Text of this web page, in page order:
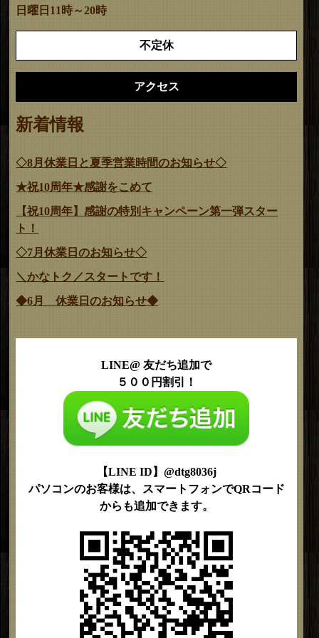
日曜日11時～20時
不定休
アクセス
新着情報
◇8月休業日と夏季営業時間のお知らせ◇
★祝10周年★感謝をこめて
【祝10周年】感謝の特別キャンペーン第一弾スター
ト！
◇7月休業日のお知らせ◇
＼かなトク／スタートです！
◆6月 休業日のお知らせ◆
LINE@ 友だち追加で
５００円割引！
【LINE ID】@dtg8036j
パソコンのお客様は、スマートフォンでQRコード
からも追加できます。